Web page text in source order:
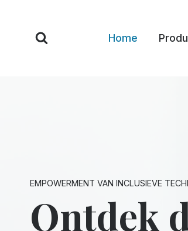
Home
EMPOWERMENT VAN INCLUSIEVE
Ontdek